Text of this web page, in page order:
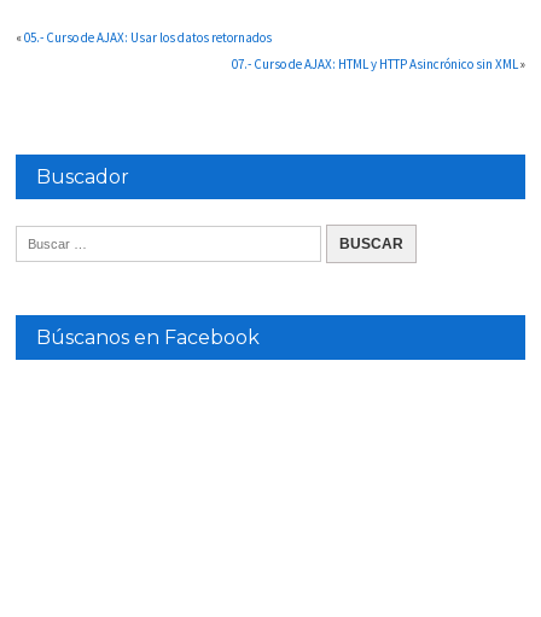
«05.- Curso de AJAX: Usar los datos retornados
07.- Curso de AJAX: HTML y HTTP Asincrónico sin XML»
Buscador
Búscanos en Facebook